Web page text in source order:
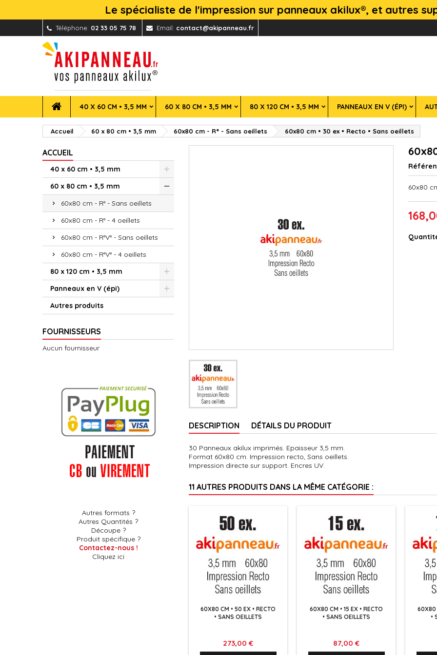
Le spécialiste de l'impression sur panneaux akilux®, et autres
Téléphone: 02 33 05 75 78 Email: contact@akipanneau.fr
40 X 60 CM • 3,5 MM 60 X 80 CM • 3,5 MM 80 X 120 CM • 3,5 MM PANNEAUX EN V (ÉPI)
Accueil 60 x 80 cm • 3,5 mm 60x80 cm - R° - Sans oeillets 60x80 cm • 30 ex • Recto • Sans oeillets
ACCUEIL
40 x 60 cm • 3,5 mm
60 x 80 cm • 3,5 mm
60x80 cm - R° - Sans oeillets
60x80 cm - R° - 4 oeillets
60x80 cm - R°V° - Sans oeillets
60x80 cm - R°V° - 4 oeillets
80 x 120 cm • 3,5 mm
Panneaux en V (épi)
Autres produits
FOURNISSEURS
Aucun fournisseur
Autres formats ?
Autres Quantités ?
Découpe ?
Produit spécifique ?
Contactez-nous !
Cliquez ici
60x80
DESCRIPTION DÉTAILS DU PRODUIT
30 Panneaux akilux imprimés. Epaisseur 3,5 mm.
Format 60x80 cm. Impression recto, Sans oeillets.
Impression directe sur support. Encres UV.
11 AUTRES PRODUITS DANS LA MÊME CATÉGORIE :
60X80 CM • 50 EX • RECTO
• SANS OEILLETS
Prix
273,00 €
60X80 CM • 15 EX • RECTO
• SANS OEILLETS
Prix
87,00 €
60X80
•